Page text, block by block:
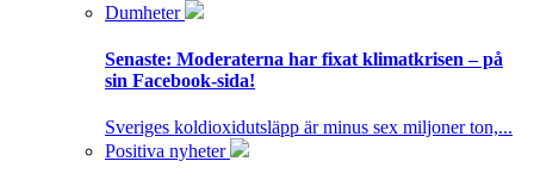
Dumheter
Senaste: Moderaterna har fixat klimatkrisen – på
sin Facebook-sida!
Sveriges koldioxidutsläpp är minus sex miljoner ton,...
Positiva nyheter